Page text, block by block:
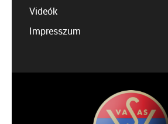
Videók
Impresszum